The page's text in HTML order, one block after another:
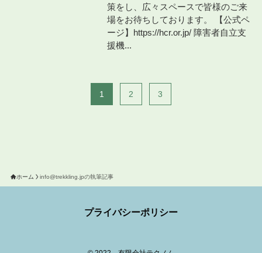
策をし、広々スペースで皆様のご来
場をお待ちしております。 【公式ペ
ージ】https://hcr.or.jp/ 障害者自立支
援機...
1 2 3
ホーム info@trekkling.jpの執筆記事
プライバシーポリシー